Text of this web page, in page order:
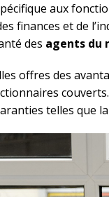
aux
finances et de
des agents du
offres des
telles que la